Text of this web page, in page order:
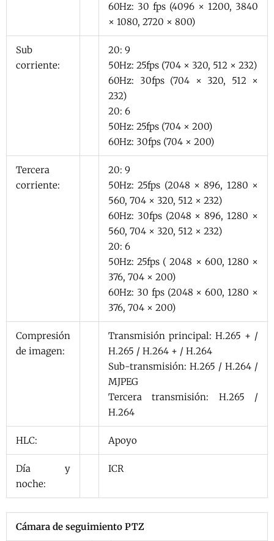
60Hz: 30 fps (4096 × 1200, 3840
× 1080, 2720 × 800)
Sub
corriente:
20: 9
50Hz: 25fps (704 × 320, 512 × 232)
60Hz: 30fps (704 × 320, 512 ×
232)
20: 6
50Hz: 25fps (704 × 200)
60Hz: 30fps (704 × 200)
Tercera
corriente:
20: 9
50Hz: 25fps (2048 × 896, 1280 ×
560, 704 × 320, 512 × 232)
60Hz: 30fps (2048 × 896, 1280 ×
560, 704 × 320, 512 × 232)
20: 6
50Hz: 25fps ( 2048 × 600, 1280 ×
376, 704 × 200)
60Hz: 30 fps (2048 × 600, 1280 ×
376, 704 × 200)
Compresión
de imagen:
Transmisión principal: H.265 + /
H.265 / H.264 + / H.264
Sub-transmisión: H.265 / H.264 /
MJPEG
Tercera transmisión: H.265 /
H.264
HLC: Apoyo
Día y
noche:
ICR
Cámara de seguimiento PTZ